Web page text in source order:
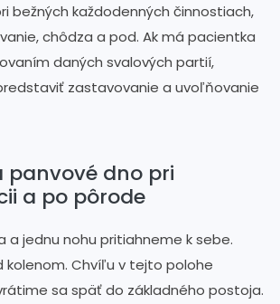
bežných každodenných činnostiach,
chôdza a pod. Ak má pacientka
daných svalových partií,
zastavovanie a uvoľňovanie
panvové dno pri
a po pôrode
a jednu nohu pritiahneme k sebe.
kolenom. Chvíľu v tejto polohe
sa späť do základného postoja.